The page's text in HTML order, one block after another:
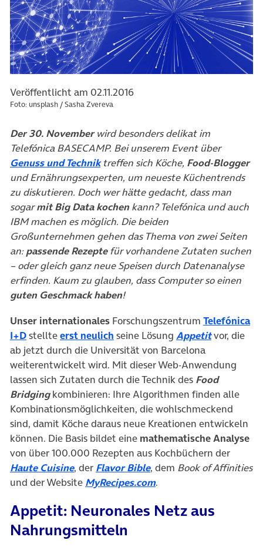
Veröffentlicht am 02.11.2016
Foto: unsplash / Sasha Zvereva
Der 30. Novemberwird besonders delikat im
Telefónica BASECAMP. Bei unserem Event über
Genuss und Technik(öffnet in neuem Tab)
treffen sich Köche, Food-Blogger
und Ernährungsexperten, um neueste Küchentrends
zu diskutieren. Doch wer hätte gedacht, dass man
sogarmit Big Data kochenkann? Telefónica und auch
IBM machen es möglich. Die beiden
Großunternehmen gehen das Thema von zwei Seiten
an:passende Rezeptefür vorhandene Zutaten suchen
– oder gleich ganz neue Speisen durch Datenanalyse
erfinden. Kaum zu glauben, dass Computer so einen
guten Geschmack haben!
Unser internationales Forschungszentrum Telefónica
I+D(öffnet in neuem Tab)
stellteerst neulich (öffnet in neuem Tab)
seine Lösung Appetit(öffnet in
vor, die
ab jetzt durch die Universität von Barcelona
weiterentwickelt wird. Mit dieser Web-Anwendung
lassen sich Zutaten durch die Technik des Food
Bridgingkombinieren: Ihre Algorithmen finden alle
Kombinationsmöglichkeiten, die wohlschmeckend
sind, damit Köche daraus neue Kreationen entwickeln
können. Die Basis bildet eine mathematische Analyse
von über 100.000 Rezepten aus Kochbüchern der
Haute Cuisine(öffnet in neuem Tab)
, der Flavor Bible(öffnet in neuem Tab)
, dem Book of Affinities
und der Website MyRecipes.com(öffnet in neuem Tab)
.
Appetit: Neuronales Netz aus
Nahrungsmitteln